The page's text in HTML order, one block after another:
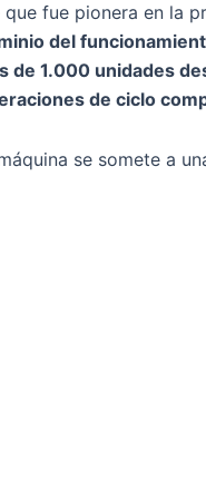
que fue pionera en la
del
de 1.000 unidades
de ciclo
se somete a